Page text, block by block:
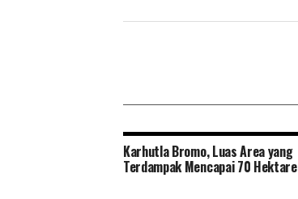
Karhutla Bromo, Luas Area yang
Terdampak Mencapai 70 Hektare